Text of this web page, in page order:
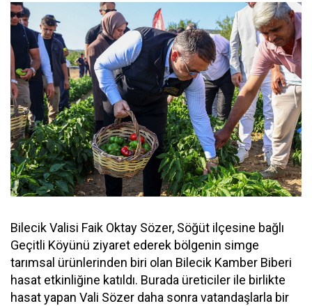
Bilecik Valisi Faik Oktay Sözer, Söğüt ilçesine bağlı
Geçitli Köyünü ziyaret ederek bölgenin simge
tarımsal ürünlerinden biri olan Bilecik Kamber Biberi
hasat etkinliğine katıldı. Burada üreticiler ile birlikte
hasat yapan Vali Sözer daha sonra vatandaşlarla bir